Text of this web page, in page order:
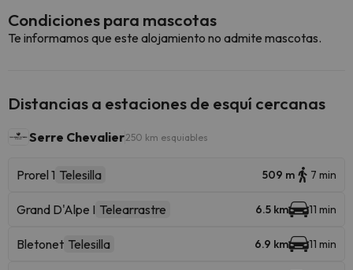
Condiciones para mascotas
Te informamos que este alojamiento no admite mascotas.
Distancias a estaciones de esquí cercanas
Serre Chevalier250 km esquiables
Prorel 1 Telesilla 509 m 7 min
Grand D'Alpe I Telearrastre 6.5 km 11 min
Bletonet Telesilla 6.9 km 11 min